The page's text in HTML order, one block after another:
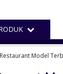
Model